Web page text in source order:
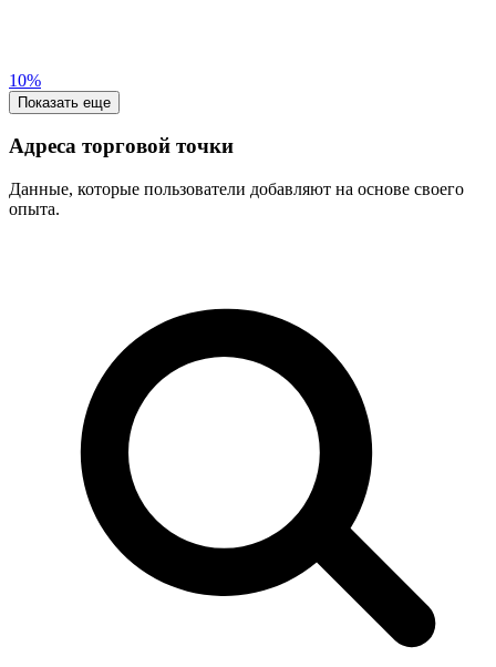
10%
Показать еще
Адреса торговой точки
Данные, которые пользователи добавляют на основе своего
опыта.